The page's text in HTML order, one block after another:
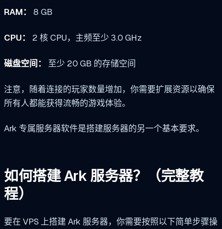
RAM： 8 GB
CPU： 2 核 CPU，主频至少 3.0 GHz
磁盘空间： 至少 20 GB 的存储空间
注意，随着连接的玩家数量增加，你需要扩展资源以确保
所有人都能获得流畅的游戏体验。
Ark 专属服务器软件是搭建服务器的另一个基本要求。
如何搭建 Ark 服务器？（完整教
程）
要在 VPS 上搭建 Ark 服务器，你需要按照以下简单步骤操